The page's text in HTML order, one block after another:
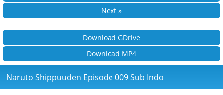
Next »
Download GDrive
Download MP4
Naruto Shippuuden Episode 009 Sub Indo